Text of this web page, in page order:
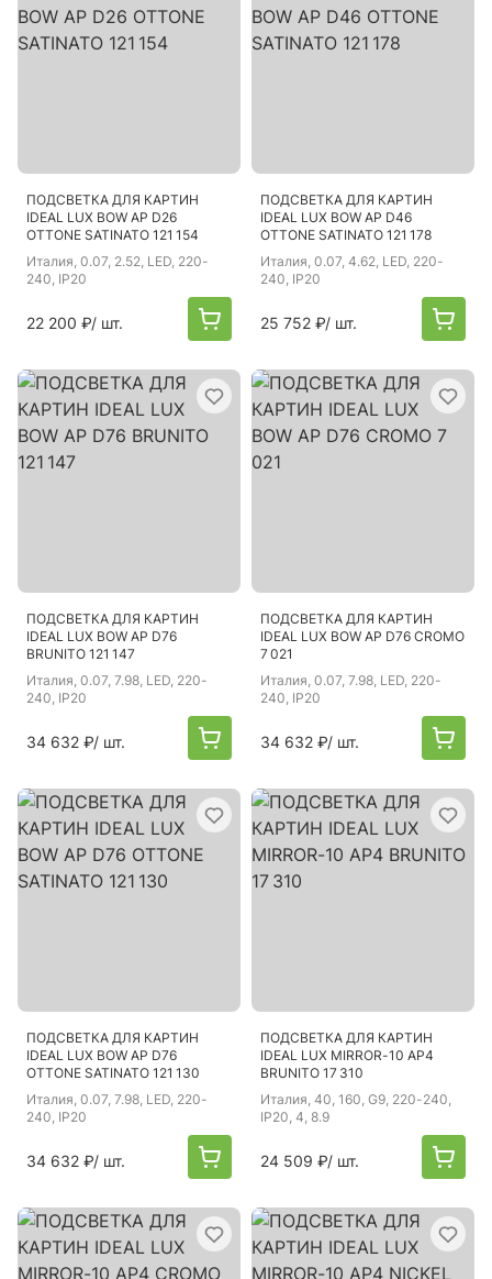
ПОДСВЕТКА ДЛЯ КАРТИН
IDEAL LUX BOW AP D26
OTTONE SATINATO 121 154
Италия, 0.07, 2.52, LED, 220-
240, IP20
22 200 ₽/ шт.
ПОДСВЕТКА ДЛЯ КАРТИН
IDEAL LUX BOW AP D46
OTTONE SATINATO 121 178
Италия, 0.07, 4.62, LED, 220-
240, IP20
25 752 ₽/ шт.
ПОДСВЕТКА ДЛЯ КАРТИН
IDEAL LUX BOW AP D76
BRUNITO 121 147
Италия, 0.07, 7.98, LED, 220-
240, IP20
34 632 ₽/ шт.
ПОДСВЕТКА ДЛЯ КАРТИН
IDEAL LUX BOW AP D76 CROMO
7 021
Италия, 0.07, 7.98, LED, 220-
240, IP20
34 632 ₽/ шт.
ПОДСВЕТКА ДЛЯ КАРТИН
IDEAL LUX BOW AP D76
OTTONE SATINATO 121 130
Италия, 0.07, 7.98, LED, 220-
240, IP20
34 632 ₽/ шт.
ПОДСВЕТКА ДЛЯ КАРТИН
IDEAL LUX MIRROR-10 AP4
BRUNITO 17 310
Италия, 40, 160, G9, 220-240,
IP20, 4, 8.9
24 509 ₽/ шт.